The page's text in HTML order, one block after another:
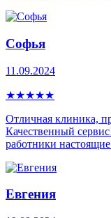
Софья
11.09.2024
★★★★★
Отличная клиника,
Качественный
работники
Евгения